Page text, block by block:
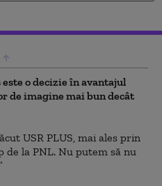
o decizie în avantajul
de imagine mai bun decât
USR PLUS, mai ales prin
de la PNL. Nu putem să nu